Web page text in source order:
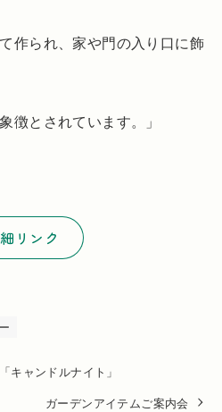
作られ、家や門の入り口に飾
徴とされています。」
リンク
キャンドルナイト」
ガーデンアイテムご案内会